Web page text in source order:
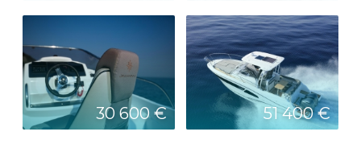
30 600 € 51 400 €